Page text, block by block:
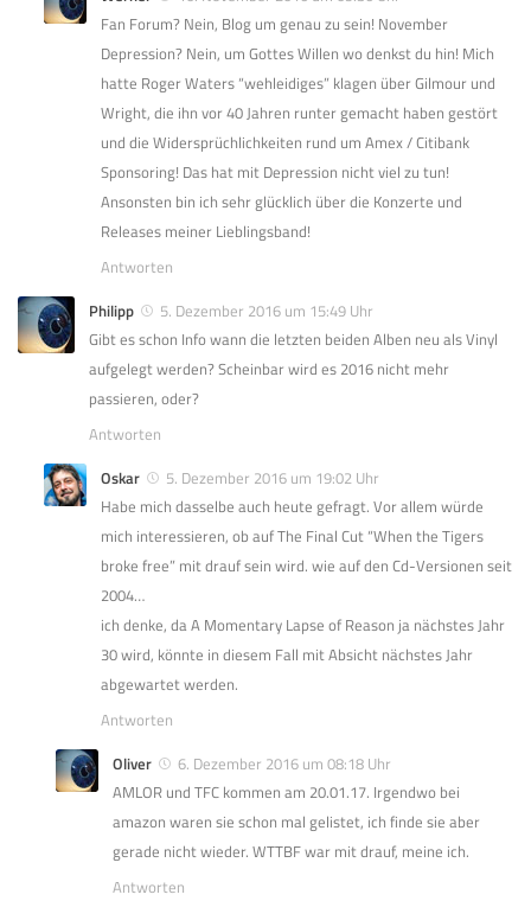
Fan Forum? Nein, Blog um genau zu sein! November
Depression? Nein, um Gottes Willen wo denkst du hin! Mich
hatte Roger Waters “wehleidiges” klagen über Gilmour und
Wright, die ihn vor 40 Jahren runter gemacht haben gestört
und die Widersprüchlichkeiten rund um Amex / Citibank
Sponsoring! Das hat mit Depression nicht viel zu tun!
Ansonsten bin ich sehr glücklich über die Konzerte und
Releases meiner Lieblingsband!
Antworten
Philipp
5. Dezember 2016 um 15:49 Uhr
Gibt es schon Info wann die letzten beiden Alben neu als Vinyl
aufgelegt werden? Scheinbar wird es 2016 nicht mehr
passieren, oder?
Antworten
Oskar
5. Dezember 2016 um 19:02 Uhr
Habe mich dasselbe auch heute gefragt. Vor allem würde
mich interessieren, ob auf The Final Cut “When the Tigers
broke free” mit drauf sein wird. wie auf den Cd-Versionen seit
2004…
ich denke, da A Momentary Lapse of Reason ja nächstes Jahr
30 wird, könnte in diesem Fall mit Absicht nächstes Jahr
abgewartet werden.
Antworten
Oliver
6. Dezember 2016 um 08:18 Uhr
AMLOR und TFC kommen am 20.01.17. Irgendwo bei
amazon waren sie schon mal gelistet, ich finde sie aber
gerade nicht wieder. WTTBF war mit drauf, meine ich.
Antworten